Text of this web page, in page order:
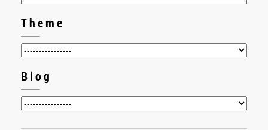
Theme
Blog